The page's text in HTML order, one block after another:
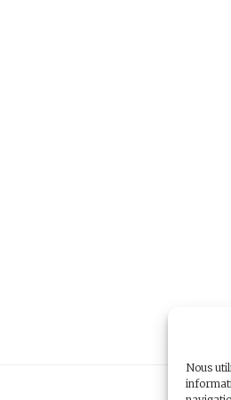
Nous